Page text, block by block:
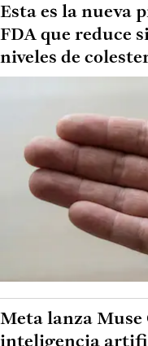
Esta es la nueva
FDA que reduce
niveles de
Meta lanza Muse
inteligencia